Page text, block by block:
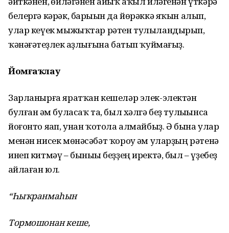
белергә кәрәк, барыһын да йөрәккә яҡын алып,
улар кеүек мыжыҡтар рәтен тулыландырып,
ҡәнәғәтһеҙлек һаҙлығына батып ҡуймағыҙ.
Йомғаҡлау
Зарланырға яратҡан кешеләр элек-электән
булған һәм буласаҡ та, был хәлгә беҙ тулыһынса
йоғонто яһап, унан ҡотола алмайбыҙ. Ә бына улар
менән нисек мөнәсәбәт ҡороу һәм уларҙың рәтенә
инеп китмәү – быныһы беҙҙең иректә, был – үҙебеҙ
һайлаған юл.
“Һыҡранмаһын
Тормошонан кеше,